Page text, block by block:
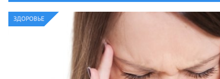
ЗДОРОВЬЕ